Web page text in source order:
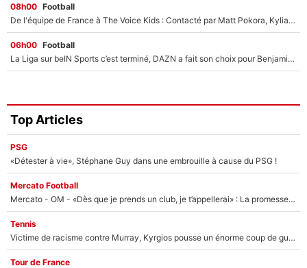
08h00 Football
De l'équipe de France à The Voice Kids : Contacté par Matt Pokora, Kylian Mbappé a accepté de jouer un rôle inédit sur TF1 !
06h00 Football
La Liga sur beIN Sports c’est terminé, DAZN a fait son choix pour Benjamin Da Silva et Omar Da Fonseca !
Top Articles
PSG
«Détester à vie», Stéphane Guy dans une embrouille à cause du PSG !
Mercato Football
Mercato - OM - «Dès que je prends un club, je t’appellerai» : La promesse de Marcelino au moment de claquer la porte
Tennis
Victime de racisme contre Murray, Kyrgios pousse un énorme coup de gueule !
Tour de France